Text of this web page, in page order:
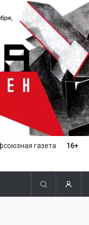
газета 16+